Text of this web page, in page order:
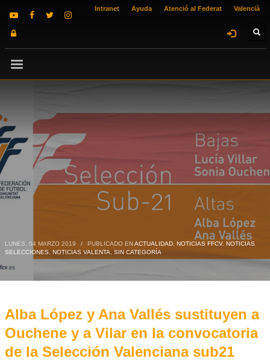
Intranet Ayuda Atenció al Federat Valencià
LUNES, 04 MARZO 2019 / PUBLICADO ENACTUALIDAD, NOTICIAS FFCV, NOTICIAS
SELECCIONES, NOTICIAS VALENTA SIN CATEGORÍA
Alba López y Ana Vallés sustituyen a
Ouchene y a Vilar en la convocatoria
de la Selección Valenciana sub21